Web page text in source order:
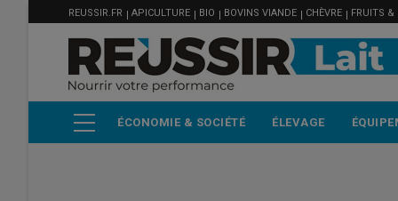
MENU
FILIÈRE
REUSSIR.FR APICULTURE BIO BOVINS VIANDE CHÈVRE FRUITS &
ÉCONOMIE & SOCIÉTÉ ÉLEVAGE